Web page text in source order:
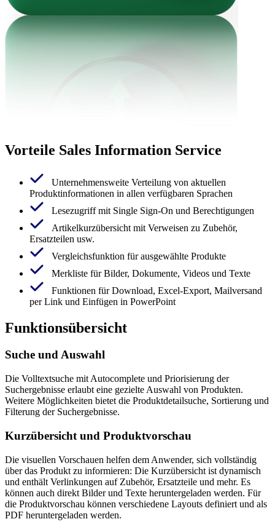
Vorteile Sales Information Service
Unternehmensweite Verteilung von aktuellen
Produktinformationen in allen verfügbaren Sprachen
Lesezugriff mit Single Sign-On und Berechtigungen
Artikelkurzübersicht mit Verweisen zu Zubehör,
Ersatzteilen usw.
Vergleichsfunktion für ausgewählte Produkte
Merkliste für Bilder, Dokumente, Videos und Texte
Funktionen für Download, Excel-Export, Mailversand
per Link und Einfügen in PowerPoint
Funktionsübersicht
Suche und Auswahl
Die Volltextsuche mit Autocomplete und Priorisierung der
Suchergebnisse erlaubt eine gezielte Auswahl von Produkten.
Weitere Möglichkeiten bietet die Produktdetailsuche, Sortierung und
Filterung der Suchergebnisse.
Kurzübersicht und Produktvorschau
Die visuellen Vorschauen helfen dem Anwender, sich vollständig
über das Produkt zu informieren: Die Kurzübersicht ist dynamisch
und enthält Verlinkungen auf Zubehör, Ersatzteile und mehr. Es
können auch direkt Bilder und Texte heruntergeladen werden. Für
die Produktvorschau können verschiedene Layouts definiert und als
PDF heruntergeladen werden.